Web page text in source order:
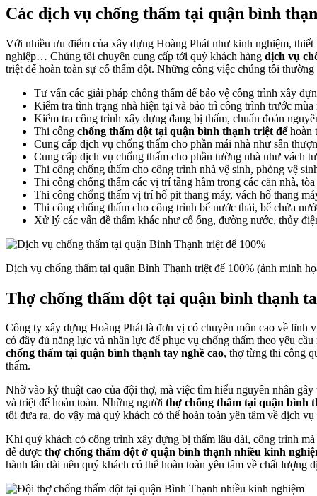
Các dịch vụ chống thấm tại quận bình
Với nhiều ưu điểm của xây dựng Hoàng Phát như kinh nghiệm,
nghiệp… Chúng tôi chuyên cung cấp tới quý khách hàng dịch vụ
triệt để hoàn toàn sự cố thấm dột. Những công việc chúng tôi
Tư vấn các giải pháp chống thấm để bảo vệ công trình xây
Kiểm tra tình trạng nhà hiện tại và bảo trì công trình trước mùa
Kiểm tra công trình xây dựng đang bị thấm, chuẩn đoán
Thi công chống thấm dột tại quận bình thạnh triệt đểhoàn
Cung cấp dịch vụ chống thấm cho phần mái nhà như sân
Cung cấp dịch vụ chống thấm cho phần tường nhà như vách
Thi công chống thấm cho công trình nhà vệ sinh, phòng vệ
Thi công chống thấm các vị trí tầng hầm trong các căn nhà, tòa
Thi công chống thấm vị trí hố pit thang máy, vách hố thang
Thi công chống thấm cho công trình bể nước thải, bể chứa
Xử lý các vấn đề thấm khác như cổ ống, đường nước, thủy
Dịch vụ chống thấm tại quận Bình Thạnh triệt để 100% (ảnh minh
Thợ chống thấm dột tại quận bình thạnh
Công ty xây dựng Hoàng Phát là đơn vị có chuyên môn cao về lĩnh
có đầy đủ năng lực và nhân lực để phục vụ chống thấm theo yêu
chống thấm tại quận bình thạnh tay nghề cao, thợ từng thi công
thấm.
Nhờ vào kỷ thuật cao của đội thợ, mà việc tìm hiểu nguyên nhân
và triệt để hoàn toàn. Những người thợ chống thấm tại quận bình
tôi đưa ra, do vậy mà quý khách có thể hoàn toàn yên tâm về dịch
Khi quý khách có công trình xây dựng bị thấm lâu dài, công trình
để được thợ chống thấm dột ở quận bình thạnh nhiều kinh
hành lâu dài nên quý khách có thể hoàn toàn yên tâm về chất lượng